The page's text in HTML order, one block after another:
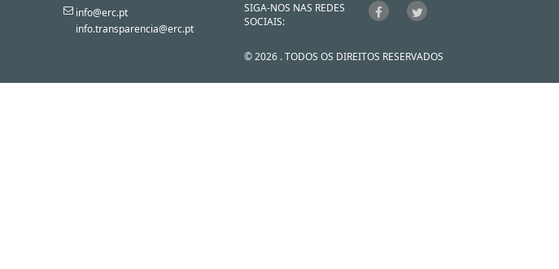
info@erc.pt
info.transparencia@erc.pt
SIGA-NOS NAS REDES
SOCIAIS:
© 2026 . TODOS OS DIREITOS RESERVADOS